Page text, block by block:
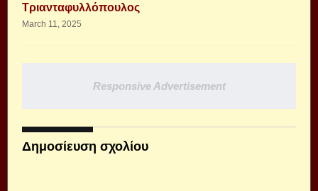
Τριανταφυλλόπουλος
March 11, 2025
Responsive Advertisement
Δημοσίευση σχολίου